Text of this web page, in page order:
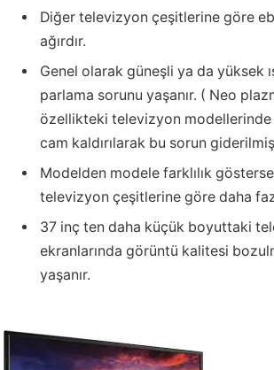
Diğer televizyon çeşitlerine göre
ağırdır.
Genel olarak güneşli ya da yüksek
parlama sorunu yaşanır. ( Neo
özellikteki televizyon modellerinde
cam kaldırılarak bu sorun
Modelden modele farklılık
televizyon çeşitlerine göre daha
37 inç ten daha küçük boyuttaki
ekranlarında görüntü kalitesi
yaşanır.